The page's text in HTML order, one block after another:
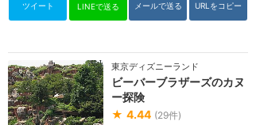
ツイート LINEで送る メールで送る URLをコピー
東京ディズニーランド
ビーバーブラザーズのカヌ
ー探険
★ 4.44 (29件)